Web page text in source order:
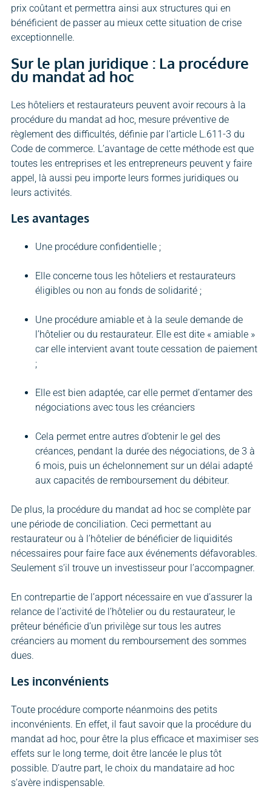
prix coûtant et permettra ainsi aux structures qui en
bénéficient de passer au mieux cette situation de crise
exceptionnelle.
Sur le plan juridique : La procédure
du mandat ad hoc
Les hôteliers et restaurateurs peuvent avoir recours à la
procédure du mandat ad hoc, mesure préventive de
règlement des difficultés, définie par l’article L.611-3 du
Code de commerce. L’avantage de cette méthode est que
toutes les entreprises et les entrepreneurs peuvent y faire
appel, là aussi peu importe leurs formes juridiques ou
leurs activités.
Les avantages
Une procédure confidentielle ;
Elle concerne tous les hôteliers et restaurateurs
éligibles ou non au fonds de solidarité ;
Une procédure amiable et à la seule demande de
l’hôtelier ou du restaurateur. Elle est dite « amiable »
car elle intervient avant toute cessation de paiement
;
Elle est bien adaptée, car elle permet d’entamer des
négociations avec tous les créanciers
Cela permet entre autres d’obtenir le gel des
créances, pendant la durée des négociations, de 3 à
6 mois, puis un échelonnement sur un délai adapté
aux capacités de remboursement du débiteur.
De plus, la procédure du mandat ad hoc se complète par
une période de conciliation. Ceci permettant au
restaurateur ou à l’hôtelier de bénéficier de liquidités
nécessaires pour faire face aux événements défavorables.
Seulement s’il trouve un investisseur pour l’accompagner.
En contrepartie de l’apport nécessaire en vue d’assurer la
relance de l’activité de l’hôtelier ou du restaurateur, le
prêteur bénéficie d’un privilège sur tous les autres
créanciers au moment du remboursement des sommes
dues.
Les inconvénients
Toute procédure comporte néanmoins des petits
inconvénients. En effet, il faut savoir que la procédure du
mandat ad hoc, pour être la plus efficace et maximiser ses
effets sur le long terme, doit être lancée le plus tôt
possible. D’autre part, le choix du mandataire ad hoc
s’avère indispensable.